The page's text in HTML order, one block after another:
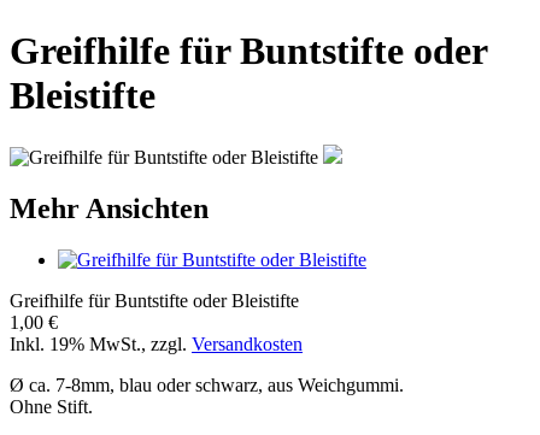
Greifhilfe für Buntstifte oder
Bleistifte
Mehr Ansichten
Greifhilfe für Buntstifte oder Bleistifte
1,00 €
Inkl. 19% MwSt., zzgl. Versandkosten
Ø ca. 7-8mm, blau oder schwarz, aus Weichgummi.
Ohne Stift.